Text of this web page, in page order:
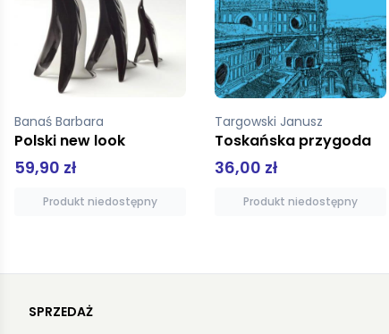
Targowski Janusz
Toskańska przygoda
36,00 zł
Produkt niedostępny
Strzelecka Maria
Nikifor
50,00 zł
Dodaj do koszyka
SPRZEDAŻ